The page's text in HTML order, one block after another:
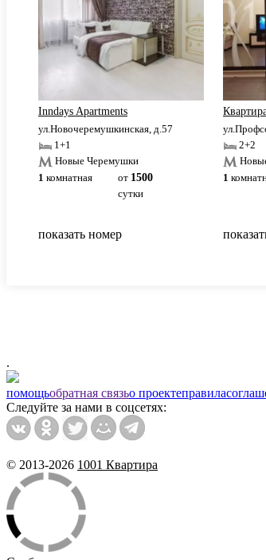
Inndays Apartments
ул.Новочеремушкинская, д.57
1+1
Новые Черемушки
1 комнатная от 1500
сутки
показать номер
2+2
1
.
помощьобратная связьо проектеправила
Следуйте за нами в соцсетях:
© 2013-2026 1001 Квартира